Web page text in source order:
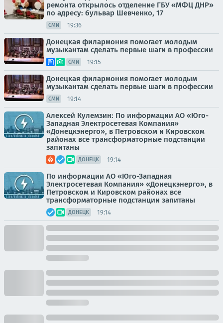
ремонта открылось отделение ГБУ «МФЦ ДНР»
по адресу: бульвар Шевченко, 17
СМИ 19:36
Донецкая филармония помогает молодым
музыкантам сделать первые шаги в профессии
СМИ 19:15
Донецкая филармония помогает молодым
музыкантам сделать первые шаги в профессии
СМИ 19:14
Алексей Кулемзин: По информации АО «Юго-
Западная Электросетевая Компания»
«Донецкэнерго», в Петровском и Кировском
районах все трансформаторные подстанции
запитаны
ДОНЕЦК 19:14
По информации АО «Юго-Западная
Электросетевая Компания» «Донецкэнерго», в
Петровском и Кировском районах все
трансформаторные подстанции запитаны
ДОНЕЦК 19:14